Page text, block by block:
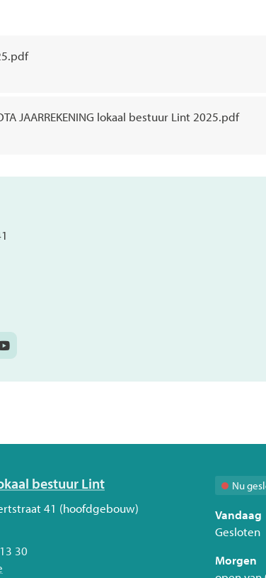
JAARREKENING lokaal bestuur Lint 2025.pdf
bestuur Lint
41 (hoofdgebouw)
30
Nu
Vandaag
Gesloten
Morgen